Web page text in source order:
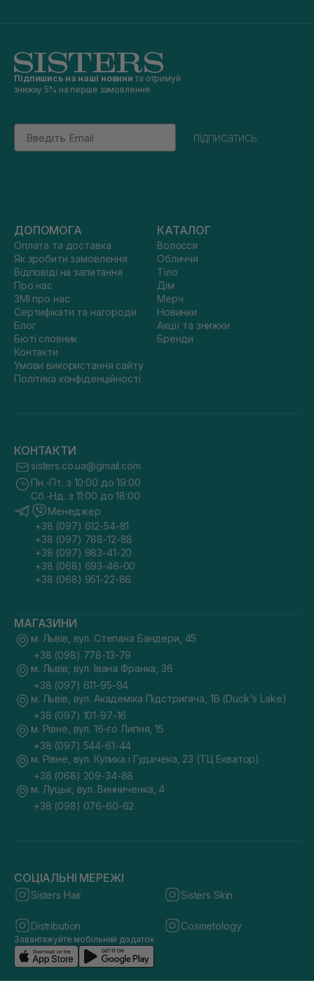
Підпишись на наші новини та отримуй
знижку 5% на перше замовлення
Email
підписатись
ДОПОМОГА
Оплата та доставка
Як зробити замовлення
Відповіді на запитання
Про нас
ЗМІ про нас
Сертифікати та нагороди
Блог
Бюті словник
Контакти
Умови використання сайту
Політика конфіденційності
КАТАЛОГ
Волосся
Обличчя
Тіло
Дім
Мерч
Новинки
Акції та знижки
Бренди
КОНТАКТИ
sisters.co.ua@gmail.com
Пн.-Пт. з 10:00 до 19:00
Сб.-Нд. з 11:00 до 18:00
Менеджер
+38 (097) 612-54-81
+38 (097) 788-12-88
+38 (097) 983-41-20
+38 (068) 693-46-00
+38 (068) 951-22-86
МАГАЗИНИ
м. Львів, вул. Степана Бандери, 45
+38 (098) 778-13-79
м. Львів, вул. Івана Франка, 36
+38 (097) 611-95-94
м. Львів, вул. Академіка Підстригача, 1В (Duck's Lake)
+38 (097) 101-97-16
м. Рівне, вул. 16-го Липня, 15
+38 (097) 544-61-44
м. Рівне, вул. Кулика і Гудачека, 23 (ТЦ Екватор)
+38 (068) 209-34-88
м. Луцьк, вул. Винниченка, 4
+38 (098) 076-60-62
СОЦІАЛЬНІ МЕРЕЖІ
Sisters Hair Sisters Skin
Distribution Cosmetology
Завантажуйте мобільний додаток